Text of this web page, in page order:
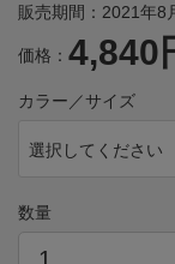
販売期間：2021年8
価格： 4,840
カラー／サイズ
選択してください
数量